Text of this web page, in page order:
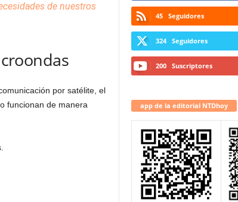
de nuestros
por satélite, el
funcionan de manera
45 Seguidores
324 Seguidores
200 Suscriptores
app de la editorial NTDhoy